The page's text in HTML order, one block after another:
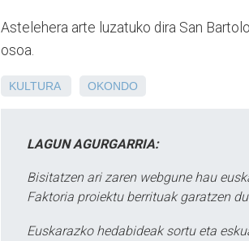
Astelehera arte luzatuko dira San
osoa.
KULTURA OKONDO
LAGUN AGURGARRIA:
Bisitatzen ari zaren webgune hau
Faktoria proiektu berrituak garatzen
Euskarazko hedabideak sortu eta